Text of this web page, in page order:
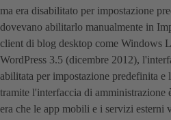
ma era disabilitato per impostazione
dovevano abilitarlo manualmente in
client di blog desktop come Windows
WordPress 3.5 (dicembre 2012),
abilitata per impostazione predefinita e
tramite l'interfaccia di amministrazione
era che le app mobili e i servizi esterni